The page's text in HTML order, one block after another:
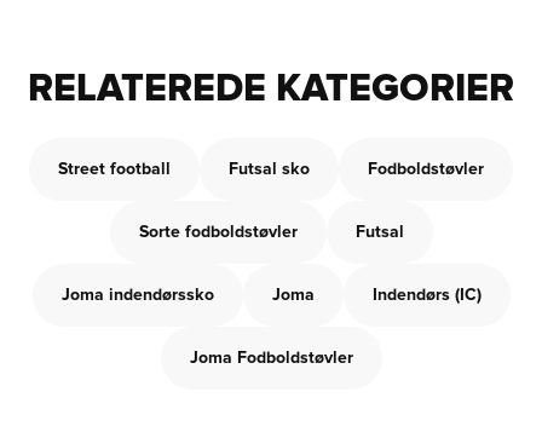
RELATEREDE KATEGORIER
Street football Futsal sko Fodboldstøvler
Sorte fodboldstøvler Futsal
Joma indendørssko Joma Indendørs (IC)
Joma Fodboldstøvler